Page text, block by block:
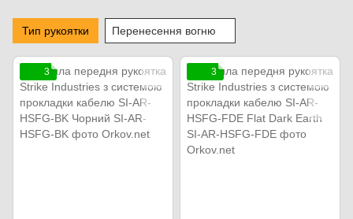
Тип рукоятки Перенесення вогню
3 3